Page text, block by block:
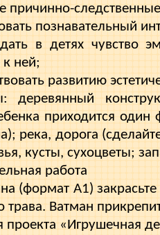
причинно-
познавательный
в детях чувство
ней;
развитию
деревянный
приходится
река, дорога
кусты, сухоцветы;
работа
(формат А1)
трава. Ватман
проекта «Игрушечная